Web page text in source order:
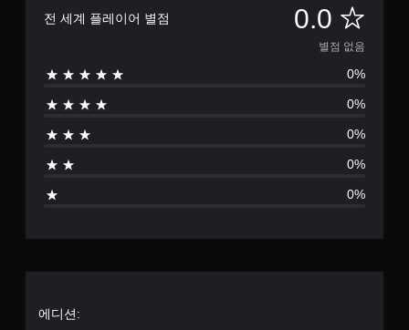
전 세계 플레이어 별점 0.0 별
점
없
음
별점 없음
0%
0%
0%
0%
0%
에디션: